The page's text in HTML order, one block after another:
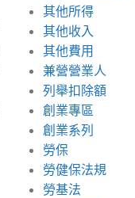
其他所得
其他收入
其他費用
兼營營業人
列舉扣除額
創業專區
創業系列
勞保
勞健保法規
勞基法